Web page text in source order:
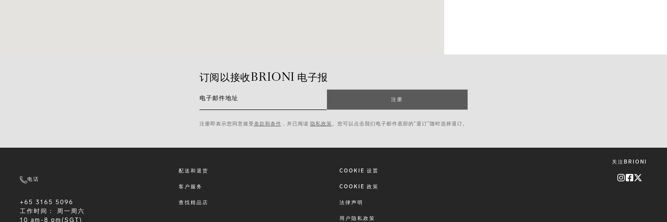
订阅以接收BRIONI 电子报
电子邮件地址 注册
注册即表示您同意接受条款和条件 ，并已阅读 隐私政策 。您可以点击我们电子邮件底部的“退订”随时选择退订。
电话
+65 3165 5096
工作时间：
周一周六
10 am-8 pm(SGT)
配送和退货
客户服务
查找精品店
COOKIE 设置
COOKIE 政策
法律声明
用户隐私政策
关注BRIONI